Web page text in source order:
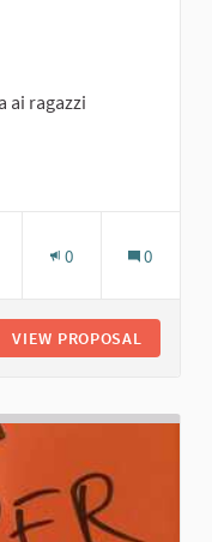
ai ragazzi
0 0
VIEW PROPOSAL